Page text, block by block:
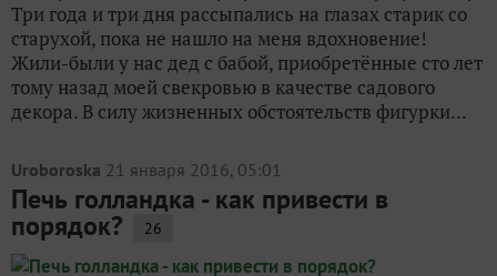
Три года и три дня рассыпались на глазах старик со
старухой, пока не нашло на меня вдохновение!
Жили-были у нас дед с бабой, приобретённые сто лет
тому назад моей свекровью в качестве садового
декора. В силу жизненных обстоятельств фигурки...
Uroboroska 21 января 2016, 05:01
Печь голландка - как привести в
порядок? 26